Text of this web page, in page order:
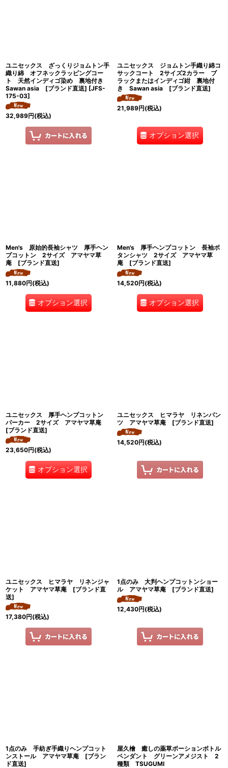
ユニセックス ざっくりジョムトン手
織り綿 オフネックラッピングコー
ト 天然インディゴ染め 裏地付き
Sawan asia [ブランド直送] [JFS-
175-03]
32,989円(税込)
ユニセックス ジョムトン手織り綿コ
サックコート 2サイズ2カラー ブ
ラックまたはインディゴ紺 裏地付
き Sawan asia [ブランド直送]
21,989円(税込)
オプション選択
Men's 原始的長袖シャツ 厚手ヘン
プコットン 2サイズ アマヤマ草
庵 [ブランド直送]
11,880円(税込)
オプション選択
Men's 厚手ヘンプコットン 長袖ボ
タンシャツ 2サイズ アマヤマ草
庵 [ブランド直送]
14,520円(税込)
オプション選択
ユニセックス 厚手ヘンプコットン
パーカー 2サイズ アマヤマ草庵
[ブランド直送]
23,650円(税込)
オプション選択
ユニセックス ヒマラヤ リネンパン
ツ アマヤマ草庵 [ブランド直送]
14,520円(税込)
ユニセックス ヒマラヤ リネンジャ
ケット アマヤマ草庵 [ブランド直
送]
17,380円(税込)
1点のみ 大判ヘンプコットンショー
ル アマヤマ草庵 [ブランド直送]
12,430円(税込)
1点のみ 手紡ぎ手織りヘンプコット
ンストール アマヤマ草庵 [ブラン
ド直送]
屋久檜 癒しの薬草ポーションボトル
ペンダント グリーンアメジスト 2
種類 TSUGUMI